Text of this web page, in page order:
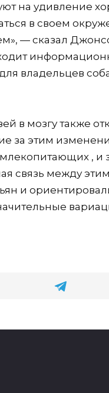
на удивление
в своем
— сказал
владельцев
в мозгу также
за этим
, и
связь между
и